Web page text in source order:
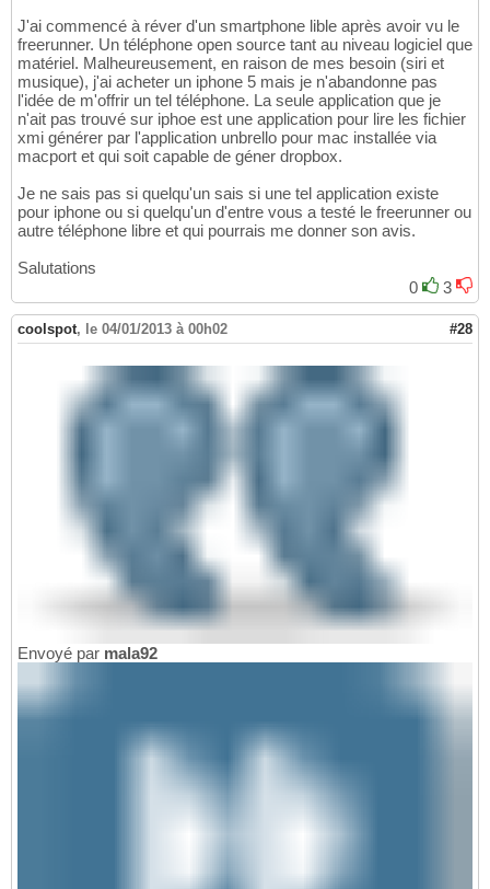
J'ai commencé à réver d'un smartphone lible après avoir vu le
freerunner. Un téléphone open source tant au niveau logiciel que
matériel. Malheureusement, en raison de mes besoin (siri et
musique), j'ai acheter un iphone 5 mais je n'abandonne pas
l'idée de m'offrir un tel téléphone. La seule application que je
n'ait pas trouvé sur iphoe est une application pour lire les fichier
xmi générer par l'application unbrello pour mac installée via
macport et qui soit capable de géner dropbox.
Je ne sais pas si quelqu'un sais si une tel application existe
pour iphone ou si quelqu'un d'entre vous a testé le freerunner ou
autre téléphone libre et qui pourrais me donner son avis.
Salutations
0
3
coolspot, le 04/01/2013 à 00h02 #28
Envoyé par mala92